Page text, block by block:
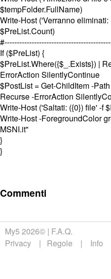
$tempFolder.FullName)
Write-Host ('Verranno
$PreList.Count)
If ($PreList) {
$PreList.Where({$_.Exists}) |
ErrorAction SilentlyContinue
$PostList = Get-ChildItem -
Recurse -ErrorAction
Write-Host ('Saltati: ({0}) file' -f
Write-Host -ForegroundColor
MSNI.it"
}
}
Commenti
My5 2026© F.A.Q.
Privacy
Regole Info